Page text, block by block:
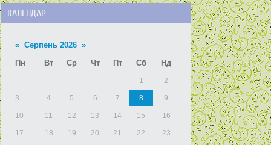
КАЛЕНДАР
« Серпень 2026 »
Пн
Вт Ср Чт Пт Сб Нд
1 2
3 4 5 6 7 8 9
10 11 12 13 14 15 16
17 18 19 20 21 22 23